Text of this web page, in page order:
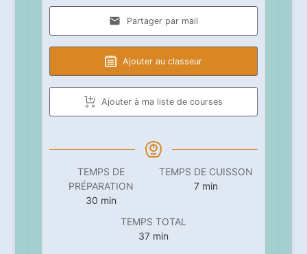
Partager par mail
Ajouter au classeur
Ajouter à ma liste de courses
TEMPS DE
PRÉPARATION
30 minutes
min
TEMPS DE CUISSON
7minutes
min
TEMPS TOTAL
37minutes
min